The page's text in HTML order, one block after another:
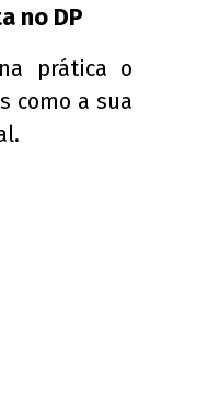
no DP
prática o
como a sua